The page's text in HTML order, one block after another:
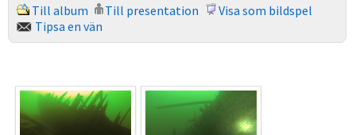
Till album
Till presentation
Visa som bildspel
Tipsa en vän